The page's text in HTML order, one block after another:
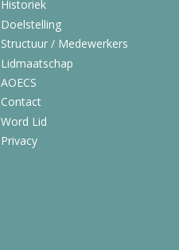
Historiek
Doelstelling
Structuur / Medewerkers
Lidmaatschap
AOECS
Contact
Word Lid
Privacy